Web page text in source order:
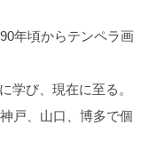
年頃からテンペラ画
学び、現在に至る。
戸、山口、博多で個